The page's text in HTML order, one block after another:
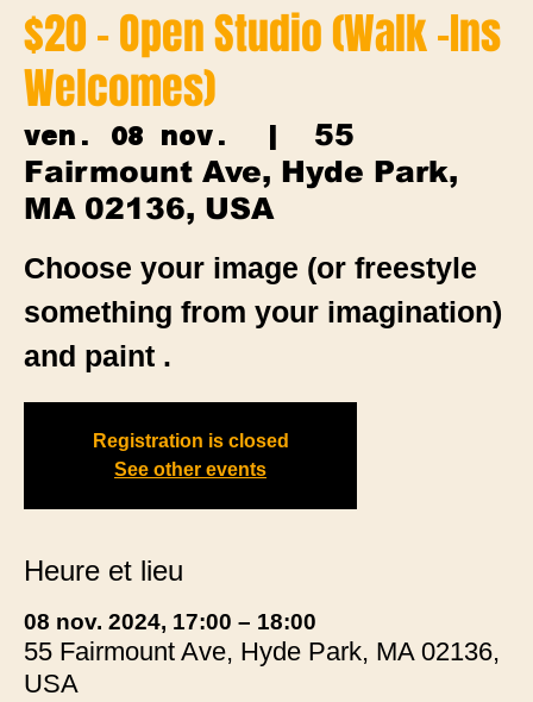
$20 - Open Studio (Walk -Ins
Welcomes)
ven. 08 nov.
  |
55
Fairmount Ave, Hyde Park,
MA 02136, USA
Choose your image (or freestyle
something from your imagination)
and paint .
Registration is closed
See other events
Heure et lieu
08 nov. 2024, 17:00 – 18:00
55 Fairmount Ave, Hyde Park, MA 02136,
USA